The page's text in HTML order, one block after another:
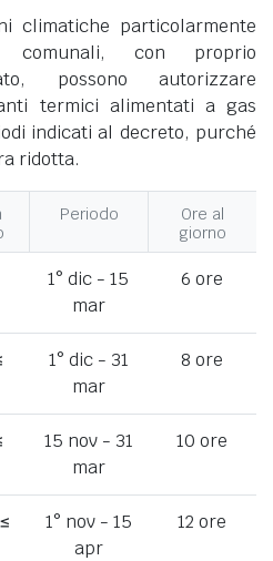
climatiche particolarmente
con proprio
possono autorizzare
termici alimentati a gas
indicati al decreto, purché
ridotta.
Periodo
Ore al
giorno
1° dic - 15
mar
6 ore
1° dic - 31
mar
8 ore
15 nov - 31
mar
10 ore
≤
1° nov - 15
apr
12 ore